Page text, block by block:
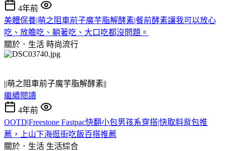
4年前
美體保養|萌之阻車前子魔芋脂解酵素|餐前酵素讓我可以放心
吃、放膽吃、躺著吃、大口吃都沒問題。
關於．生活 時尚流行
||萌之阻車前子魔芋脂解酵素||
繼續閱讀
4年前
OOTD|Freestone Fastpac快翻小包男孩系穿搭|快取斜背包推
薦，上山下海逛街吃飯百搭推薦
關於．生活 生活綜合